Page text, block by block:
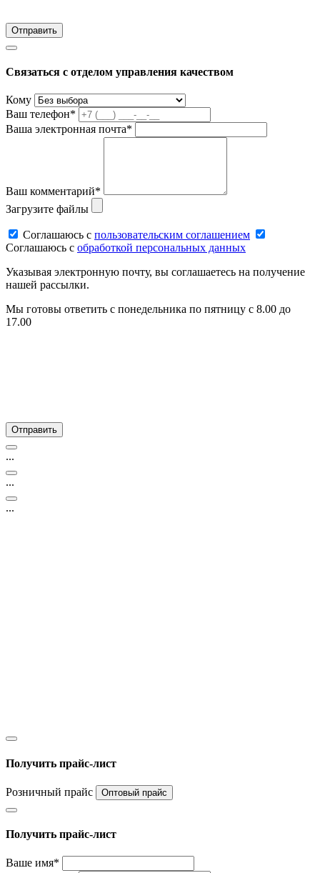
Связаться с отделом управления качеством
Кому
Ваш телефон*
Ваша электронная почта*
Ваш комментарий*
Загрузите файлы
Соглашаюсь c пользовательским соглашением
Соглашаюсь c обработкой персональных данных
Указывая электронную почту, вы соглашаетесь на получение
нашей рассылки.
Мы готовы ответить с понедельника по пятницу с 8.00 до
17.00
...
...
...
Получить прайс-лист
Розничный прайс Оптовый прайс
Получить прайс-лист
Ваше имя*